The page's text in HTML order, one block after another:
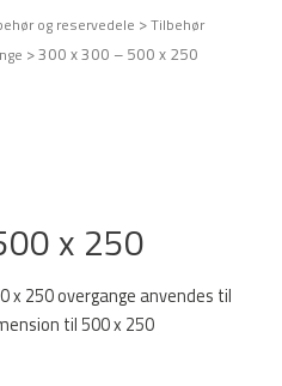
og reservedele >Tilbehør
>300 x 300 – 500 x 250
x 250
x 250 overgange anvendes til
til 500 x 250